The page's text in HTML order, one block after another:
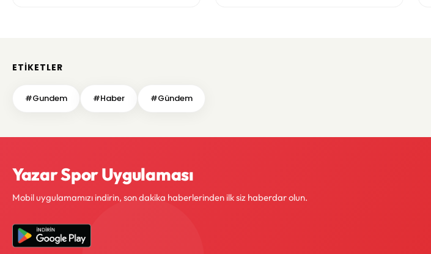
ETIKETLER
#Gundem #Haber #Gündem
Yazar Spor Uygulaması
Mobil uygulamamızı indirin, son dakika haberlerinden ilk siz haberdar olun.